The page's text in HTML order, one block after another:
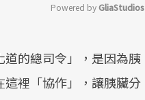
Powered by GliaStudios
的總司令」，是因為胰
裡「協作」，讓胰臟分